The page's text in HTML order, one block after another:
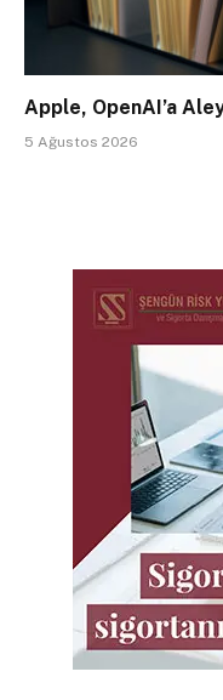
Apple, OpenAI’a
5 Ağustos 2026